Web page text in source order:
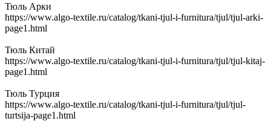
Тюль Арки
https://www.algo-textile.ru/catalog/tkani-tjul-i-furnitura/tjul/tjul-arki-
page1.html
Тюль Китай
https://www.algo-textile.ru/catalog/tkani-tjul-i-furnitura/tjul/tjul-kitaj-
page1.html
Тюль Турция
https://www.algo-textile.ru/catalog/tkani-tjul-i-furnitura/tjul/tjul-
turtsija-page1.html